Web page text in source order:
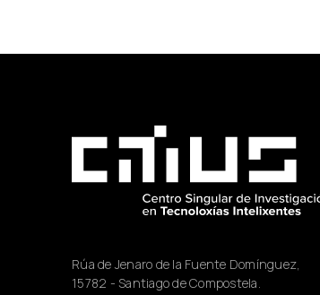
Rúa de Jenaro de la Fuente Domínguez,
15782 - Santiago de Compostela.